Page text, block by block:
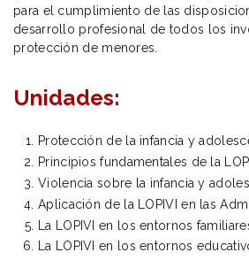
para el cumplimiento de las
desarrollo profesional de todos los
protección de menores.
Unidades:
Protección de la infancia y
Principios fundamentales de la
Violencia sobre la infancia y
Aplicación de la LOPIVI en las
La LOPIVI en los entornos
La LOPIVI en los entornos